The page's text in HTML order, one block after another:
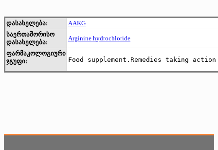
დასახელება:
AAKG
საერთაშორისო
დასახელება:
Arginine hydrochloride
ფარმაკოლოგიური
ჯგუფი:
Food supplement.Remedies taking